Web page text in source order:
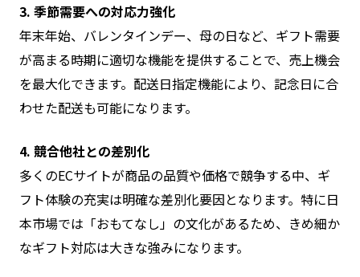
3. 季節需要への対応力強化
年末年始、バレンタインデー、母の日など、ギフト需要
が高まる時期に適切な機能を提供することで、売上機会
を最大化できます。配送日指定機能により、記念日に合
わせた配送も可能になります。
4. 競合他社との差別化
多くのECサイトが商品の品質や価格で競争する中、ギ
フト体験の充実は明確な差別化要因となります。特に日
本市場では「おもてなし」の文化があるため、きめ細か
なギフト対応は大きな強みになります。